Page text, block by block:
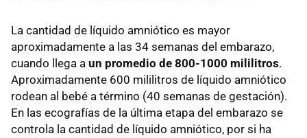
La cantidad de líquido amniótico es mayor
aproximadamente a las 34 semanas del embarazo,
cuando llega a un promedio de 800-1000 mililitros.
Aproximadamente 600 mililitros de líquido amniótico
rodean al bebé a término (40 semanas de gestación).
En las ecografías de la última etapa del embarazo se
controla la cantidad de líquido amniótico, por si ha